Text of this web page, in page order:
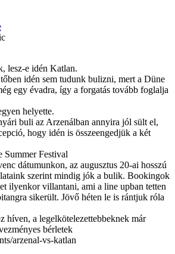
lesz-e idén Katlan.
idén sem tudunk bulizni, mert a Düne
egy évadra, így a forgatás tovább foglalja
helyette.
buli az Arzenálban annyira jól sült el,
hogy idén is összeengedjük a két
Summer Festival
dátumunkon, az augusztus 20-ai hosszú
szerint mindig jók a bulik. Bookingok
ilyenkor villantani, ami a line upban tetten
sikerült. Jövő héten le is rántjuk róla
híven, a legelkötelezettebbeknek már
bérletek
arzenal-vs-katlan